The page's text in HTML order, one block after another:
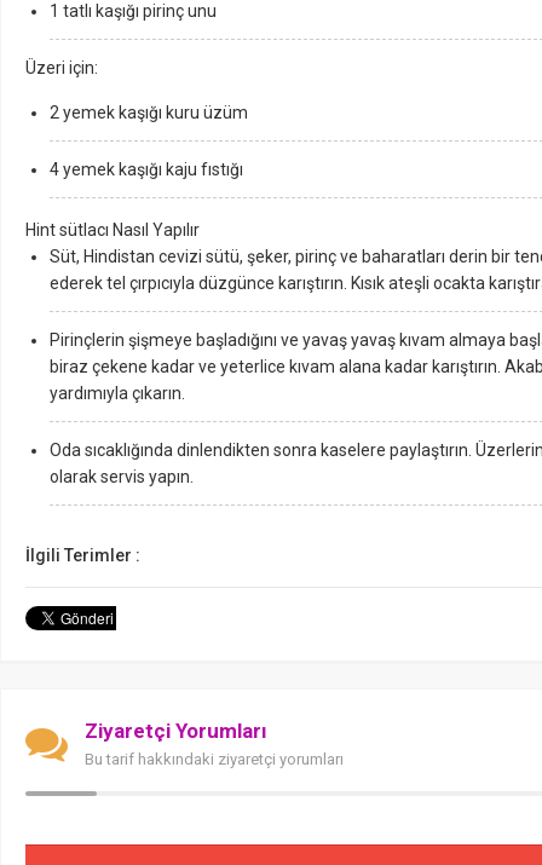
1 tatlı kaşığı pirinç unu
Üzeri için:
2 yemek kaşığı kuru üzüm
4 yemek kaşığı kaju fıstığı
Hint sütlacı Nasıl Yapılır
Süt, Hindistan cevizi sütü, şeker, pirinç ve baharatları derin bir
ederek tel çırpıcıyla düzgünce karıştırın. Kısık ateşli ocakta
Pirinçlerin şişmeye başladığını ve yavaş yavaş kıvam almaya
biraz çekene kadar ve yeterlice kıvam alana kadar karıştırın.
yardımıyla çıkarın.
Oda sıcaklığında dinlendikten sonra kaselere paylaştırın.
olarak servis yapın.
İlgili Terimler :
Ziyaretçi Yorumları
Bu tarif hakkındaki ziyaretçi yorumları